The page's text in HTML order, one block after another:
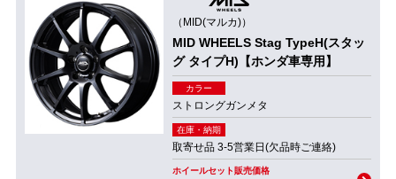
（MID(マルカ)）
MID WHEELS Stag TypeH(スタッ
グ タイプH)【ホンダ車専用】
カラー
ストロングガンメタ
在庫・納期
取寄せ品 3-5営業日(欠品時ご連絡)
ホイールセット販売価格